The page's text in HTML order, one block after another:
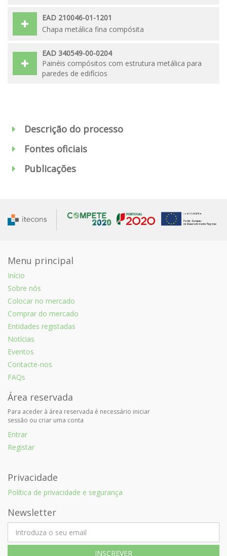
EAD 210046-01-1201
Chapa metálica fina compósita
EAD 340549-00-0204
Painéis compósitos com estrutura metálica para
paredes de edifícios
Descrição do processo
Fontes oficiais
Publicações
Menu principal
Início
Sobre nós
Colocar no mercado
Comprar do mercado
Entidades registadas
Notícias
Eventos
Contacte-nos
FAQs
Área reservada
Para aceder à área reservada é necessário iniciar
sessão ou criar uma conta
Entrar
Registar
Privacidade
Política de privacidade e segurança
Newsletter